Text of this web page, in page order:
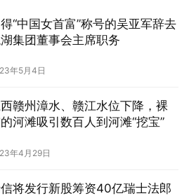
“中国女首富”称号的吴亚军辞去
集团董事会主席职务
年5月4日
赣州漳水、赣江水位下降，裸
河滩吸引数百人到河滩“挖宝”
年4月29日
将发行新股筹资40亿瑞士法郎